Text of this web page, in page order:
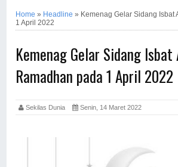
Home » Headline » Kemenag Gelar Sidang Isbat
1 April 2022
Kemenag Gelar Sidang Isbat
Ramadhan pada 1 April 2022
Sekilas Dunia Senin, 14 Maret 2022